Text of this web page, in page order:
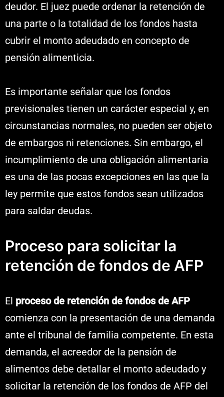
deudor. El juez puede ordenar la retención de
una parte o la totalidad de los fondos hasta
cubrir el monto adeudado en concepto de
pensión alimenticia.
Es importante señalar que los fondos
previsionales tienen un carácter especial y, en
circunstancias normales, no pueden ser objeto
de embargos ni retenciones. Sin embargo, el
incumplimiento de una obligación alimentaria
es una de las pocas excepciones en las que la
ley permite que estos fondos sean utilizados
para saldar deudas.
Proceso para solicitar la
retención de fondos de AFP
El proceso de retención de fondos de AFP
comienza con la presentación de una demanda
ante el tribunal de familia competente. En esta
demanda, el acreedor de la pensión de
alimentos debe detallar el monto adeudado y
solicitar la retención de los fondos de AFP del